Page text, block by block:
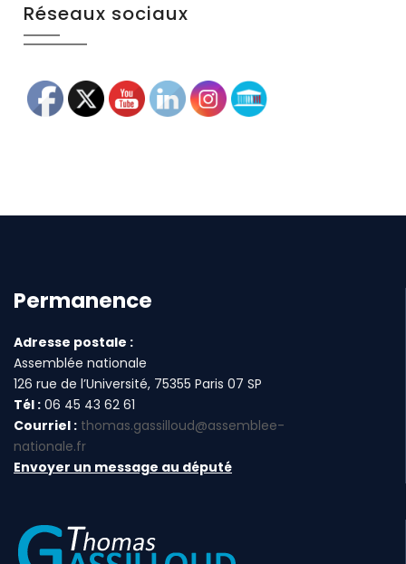
Réseaux sociaux
Permanence
Adresse postale :
Assemblée nationale
126 rue de l’Université, 75355 Paris 07 SP
Tél : 06 45 43 62 61
Courriel : thomas.gassilloud@assemblee-
nationale.fr
Envoyer un message au député